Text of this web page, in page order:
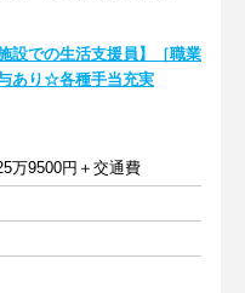
設での生活支援員】［職業
あり☆各種手当充実
万9500円＋交通費